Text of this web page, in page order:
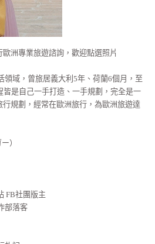
洲專業旅遊諮詢，歡迎點選照片
領域，曾旅居義大利5年、荷蘭6個月，至
皆是自己一手打造、一手規劃，完全是一
規劃，經常在歐洲旅行，為歐洲旅遊達
）
FB社團版主
部落客